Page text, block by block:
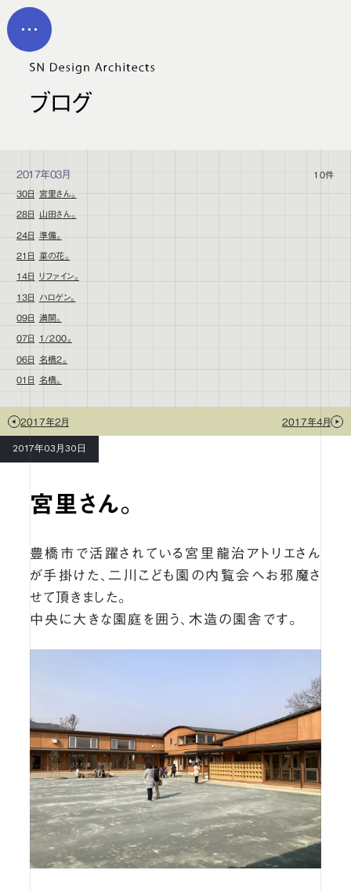
メイン コンテンツにスキップ
MEN
ブログ
2017年03月 10件
30日 宮里さん。
28日 山田さん。
24日 準備。
21日 菜の花。
14日 リファイン。
13日 ハロゲン。
09日 満開。
07日 1/200。
06日 名橋2。
01日 名橋。
2017年2月 2017年4月
2017年03月30日
宮里さん。
豊橋市で活躍されている宮里龍治アトリエさん
が手掛けた、二川こども園の内覧会へお邪魔さ
せて頂きました。
中央に大きな園庭を囲う、木造の園舎です。